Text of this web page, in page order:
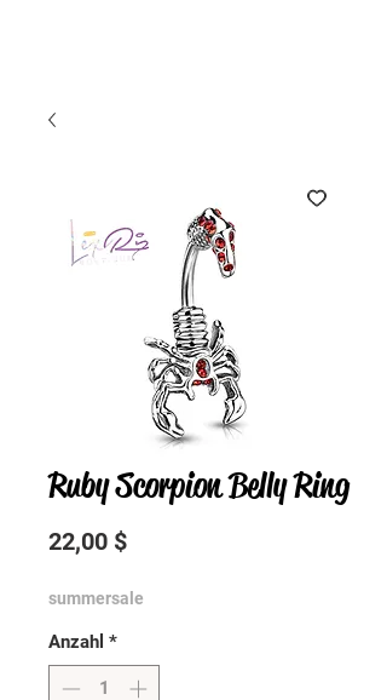
Ruby Scorpion Belly Ring
22,00 $Preis
summersale
Anzahl *